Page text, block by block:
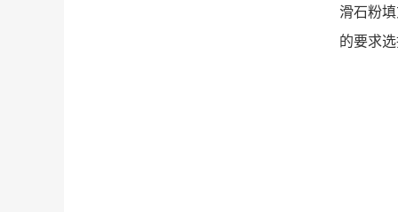
滑石粉
的要求